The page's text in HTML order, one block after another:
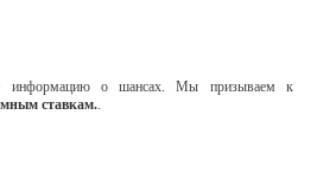
информацию о шансах. Мы призываем к
ставкам.